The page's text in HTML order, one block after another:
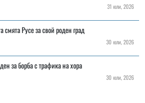
31 юли, 2026
Русе за свой роден град
30 юли, 2026
за борба с трафика на хора
30 юли, 2026